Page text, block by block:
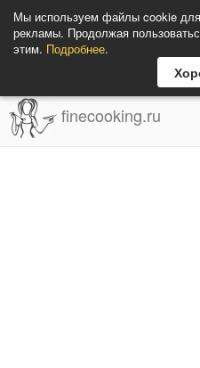
Мы используем файлы cookie для
рекламы. Продолжая
этим. Подробнее.
finecooking.ru